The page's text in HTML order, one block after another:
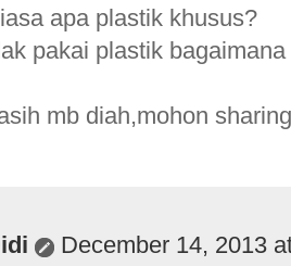
apa plastik khusus?
pakai plastik
mb diah,mohon
December 14, 2013